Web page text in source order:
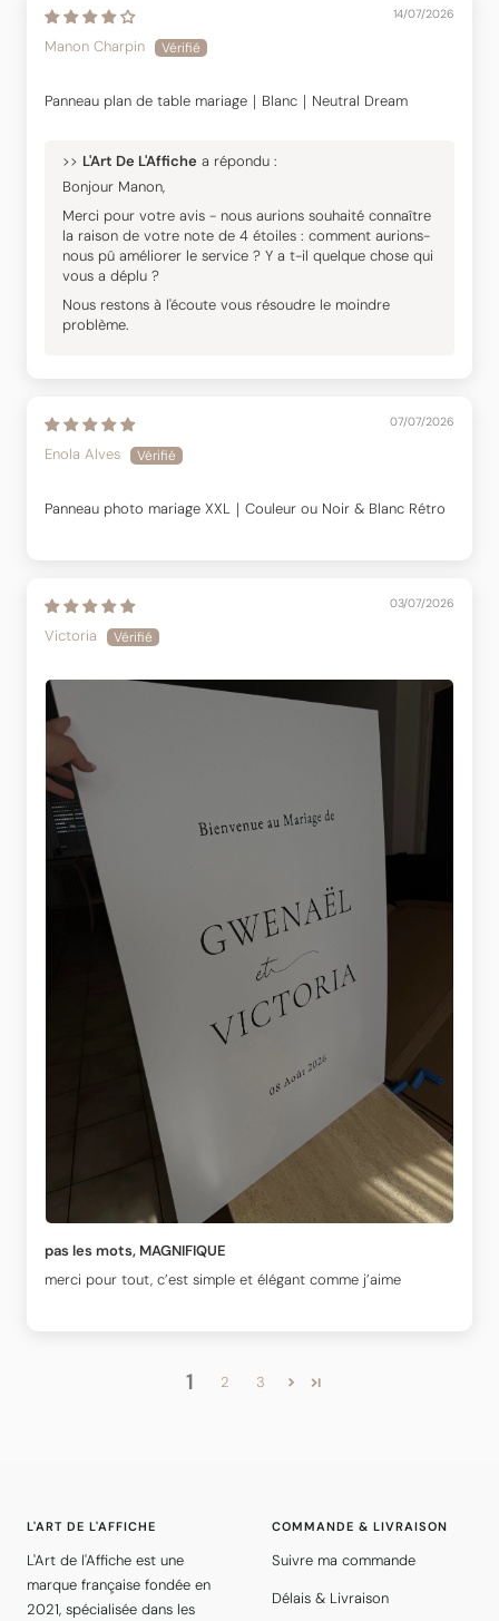
14/07/2026
Manon Charpin
Panneau plan de table mariage｜Blanc｜Neutral Dream
>> L'Art De L'Affiche a répondu :
Bonjour Manon,
Merci pour votre avis - nous aurions souhaité connaître
la raison de votre note de 4 étoiles : comment aurions-
nous pû améliorer le service ? Y a t-il quelque chose qui
vous a déplu ?
Nous restons à l'écoute vous résoudre le moindre
problème.
07/07/2026
Enola Alves
Panneau photo mariage XXL｜Couleur ou Noir & Blanc Rétro
03/07/2026
Victoria
pas les mots, MAGNIFIQUE
merci pour tout, c’est simple et élégant comme j’aime
1 2 3
L'ART DE L'AFFICHE
L'Art de l'Affiche est une
marque française fondée en
2021, spécialisée dans les
COMMANDE & LIVRAISON
Suivre ma commande
Délais & Livraison